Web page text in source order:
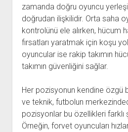
zamanda doğru oyuncu
doğrudan ilişkilidir. Orta saha
kontrolünü ele alırken, hücum
fırsatları yaratmak için koşu
oyuncular ise rakip takımın
takımın güvenliğini sağlar.
Her pozisyonun kendine özgü
ve teknik, futbolun
pozisyonlar bu özellikleri farklı
Örneğin, forvet oyuncuları